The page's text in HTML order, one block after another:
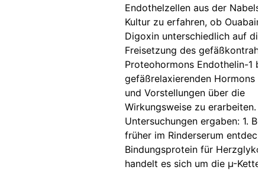
Endothelzellen aus der
Kultur zu erfahren, ob Ouabain
Digoxin unterschiedlich auf die
Freisetzung des
Proteohormons Endothelin-1
gefäßrelaxierenden Hormons
und Vorstellungen über die
Wirkungsweise zu erarbeiten.
Untersuchungen ergaben: 1.
früher im Rinderserum
Bindungsprotein für
handelt es sich um die µ-Kette